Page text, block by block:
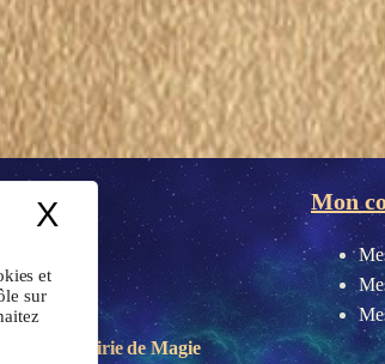
et
sur
X Masquer le
Librairie deMagie
Mon